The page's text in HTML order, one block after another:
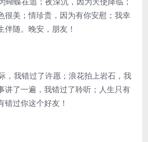
很美；情珍贵，因为有你安慰；我幸
伴随。晚安，朋友！
，我错过了许愿；浪花拍上岩石，我
讲了一遍，我错过了聆听；人生只有
过你这个好友！